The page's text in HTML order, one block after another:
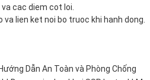
cac diem cot loi.
va lien ket noi bo truoc khi hanh dong.
Dẫn An Toàn và Phòng Chống